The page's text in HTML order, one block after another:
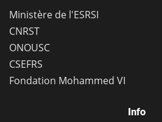
Ministère de l'ESRSI
CNRST
ONOUSC
CSEFRS
Fondation Mohammed VI
Info